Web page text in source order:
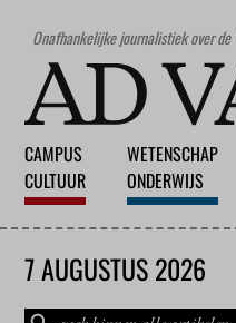
Onafhankelijke journalistiek over
CAMPUS
CULTUUR
WETENSCHAP
ONDERWIJS
7 AUGUSTUS 2026